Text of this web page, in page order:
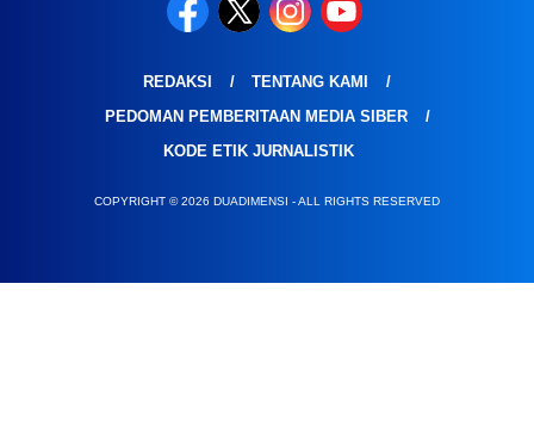
REDAKSI
TENTANG KAMI
PEDOMAN PEMBERITAAN MEDIA SIBER
KODE ETIK JURNALISTIK
COPYRIGHT © 2026 DUADIMENSI - ALL RIGHTS RESERVED